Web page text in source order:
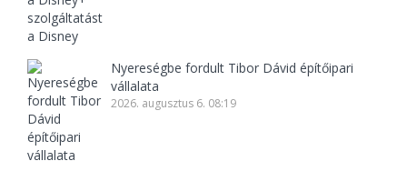
Nyereségbe fordult Tibor Dávid építőipari
vállalata
2026. augusztus 6. 08:19